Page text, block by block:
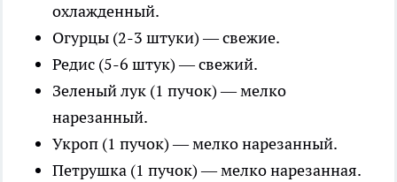
охлажденный.
Огурцы (2-3 штуки) — свежие.
Редис (5-6 штук) — свежий.
Зеленый лук (1 пучок) — мелко
нарезанный.
Укроп (1 пучок) — мелко нарезанный.
Петрушка (1 пучок) — мелко нарезанная.